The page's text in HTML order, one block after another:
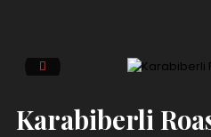
Karabiberli